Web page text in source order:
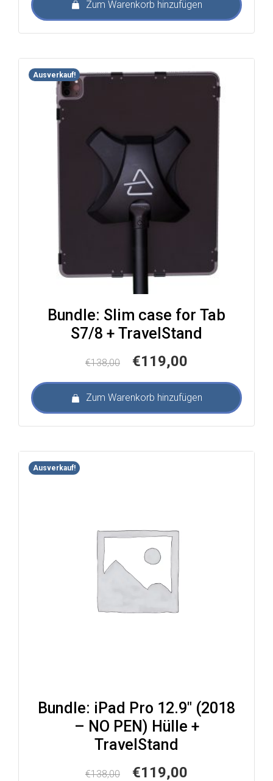
€138,00 €119,00.
Zum Warenkorb hinzufügen
Ausverkauf!
Bundle: Slim case for Tab
S7/8 + TravelStand
€138,00
Ursprünglicher
war:
€138,00
€119,00
ist:
€119,00.
Zum Warenkorb hinzufügen
Ausverkauf!
Bundle: iPad Pro 12.9″ (2018
– NO PEN) Hülle +
TravelStand
€138,00
Ursprünglicher
€119,00